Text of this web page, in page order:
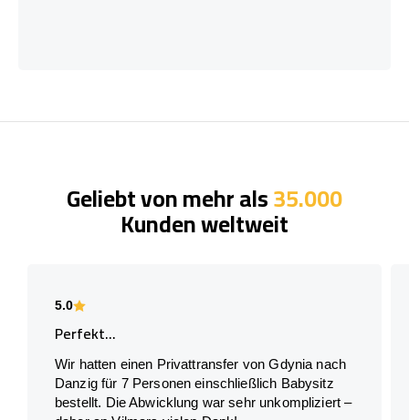
Geliebt von mehr als35.000
Kunden weltweit
5.0
Perfekt...
Wir hatten einen Privattransfer von Gdynia nach
Danzig für 7 Personen einschließlich Babysitz
bestellt. Die Abwicklung war sehr unkompliziert –